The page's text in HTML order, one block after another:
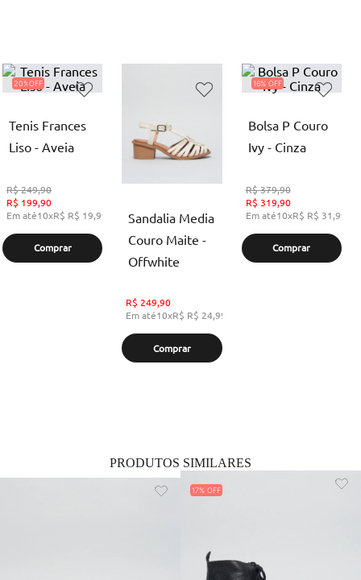
20%
Tenis Frances
Liso - Aveia
R$249,90
R$ 199,90
Em até10xR$ R$ 19,99 sem juros
Comprar
Sandalia Media
Couro Maite -
Offwhite
R$ 249,90
Em até10xR$ R$ 24,99
Comprar
16%
Bolsa P Couro
Ivy - Cinza
R$379,90
R$ 319,90
Em até10xR$ R$ 31,99
Comprar
PRODUTOS SIMILARES
17%